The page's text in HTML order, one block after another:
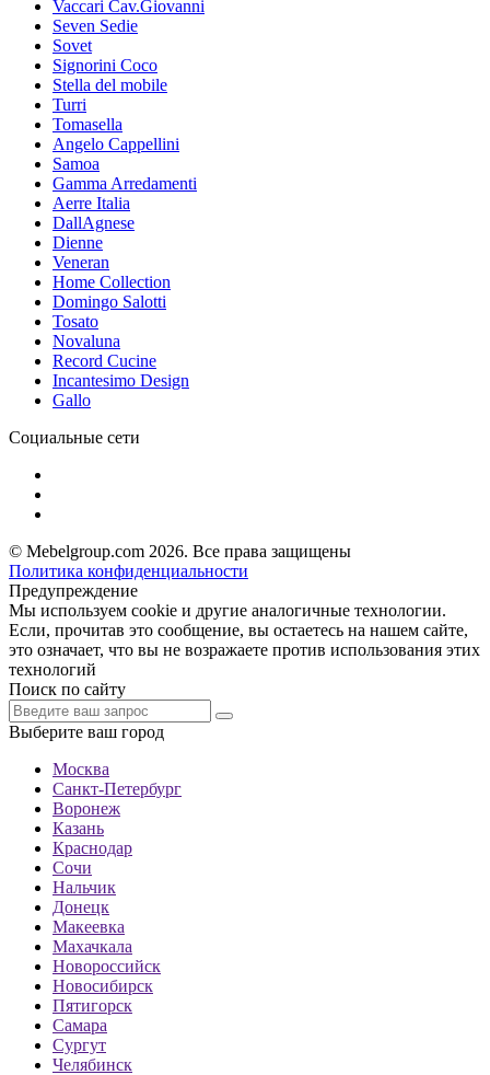
Vaccari Cav.Giovanni
Seven Sedie
Sovet
Signorini Coco
Stella del mobile
Turri
Tomasella
Angelo Cappellini
Samoa
Gamma Arredamenti
Aerre Italia
DallAgnese
Dienne
Veneran
Home Collection
Domingo Salotti
Tosato
Novaluna
Record Cucine
Incantesimo Design
Gallo
Социальные сети
© Mebelgroup.com 2026. Все права защищены
Политика конфиденциальности
Предупреждение
Мы используем cookie и другие аналогичные технологии.
Если, прочитав это сообщение, вы остаетесь на нашем сайте,
это означает, что вы не возражаете против использования этих
технологий
Поиск по сайту
Выберите ваш город
Москва
Санкт-Петербург
Воронеж
Казань
Краснодар
Сочи
Нальчик
Донецк
Макеевка
Махачкала
Новороссийск
Новосибирск
Пятигорск
Самара
Сургут
Челябинск